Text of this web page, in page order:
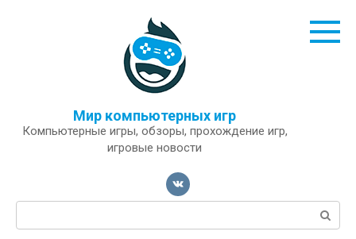
Мир компьютерных игр
Компьютерные игры, обзоры, прохождение игр,
игровые новости
Поиск: